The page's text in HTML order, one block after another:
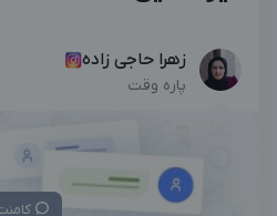
زهرا حاجی زاده
پاره وقت